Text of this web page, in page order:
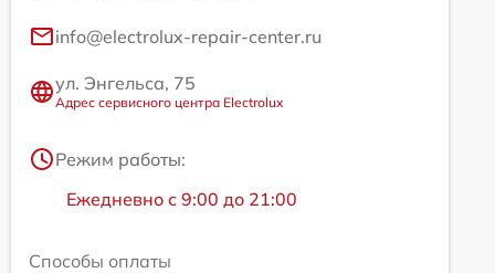
info@electrolux-repair-center.ru
ул. Энгельса, 75
Адрес сервисного центра Electrolux
Режим работы:
Ежедневно с 9:00 до 21:00
Способы оплаты